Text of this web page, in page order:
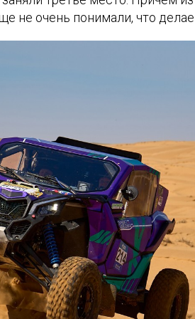
не очень понимали, что